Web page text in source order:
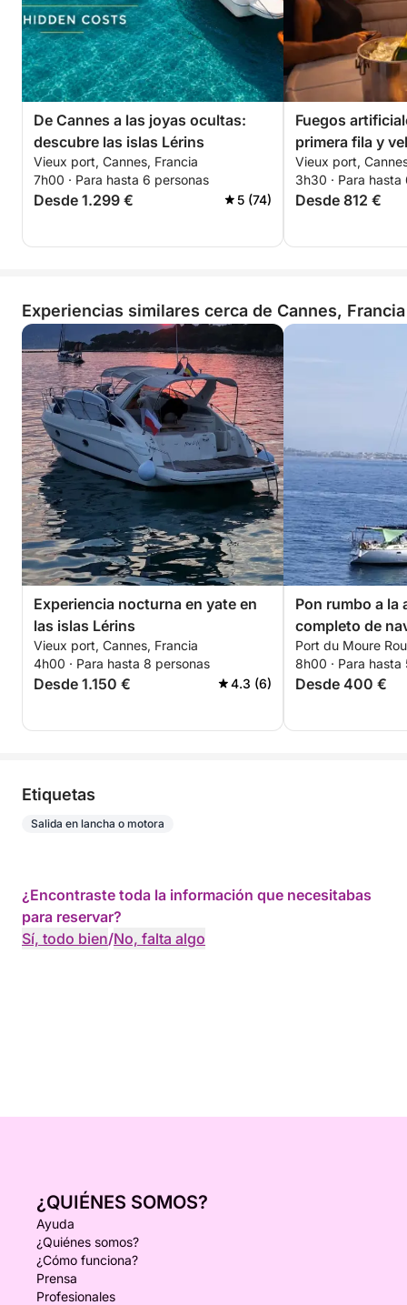
De Cannes a las joyas ocultas:
descubre las islas Lérins
Vieux port, Cannes, Francia
7h00 · Para hasta 6 personas
Desde 1.299 € 5 (74)
Fuegos
primera fila y
Vieux port,
3h30 · Para
Desde 812 €
Experiencias similares cerca de Cannes, Francia
Experiencia nocturna en yate en
las islas Lérins
Vieux port, Cannes, Francia
4h00 · Para hasta 8 personas
Desde 1.150 € 4.3 (6)
Pon rumbo a la
completo de
auténtica en
un velero.
Port du Moure
8h00 · Para hasta
Desde 400 €
Etiquetas
Salida en lancha o motora
¿Encontraste toda la información que necesitabas
para reservar?
Sí, todo bien/No, falta algo
¿QUIÉNES SOMOS?
Ayuda
¿Quiénes somos?
¿Cómo funciona?
Prensa
Profesionales